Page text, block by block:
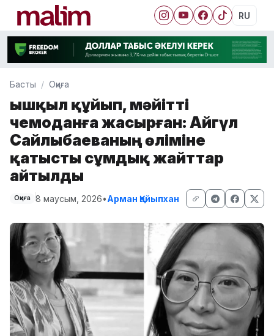
RU
Басты Оқиға
Қышқыл құйып, мәйітті
чемоданға жасырған: Айгүл
Сайлыбаеваның өліміне
қатысты сұмдық жайттар
айтылды
Оқиға 8 маусым, 2026•Арман Қайыпхан